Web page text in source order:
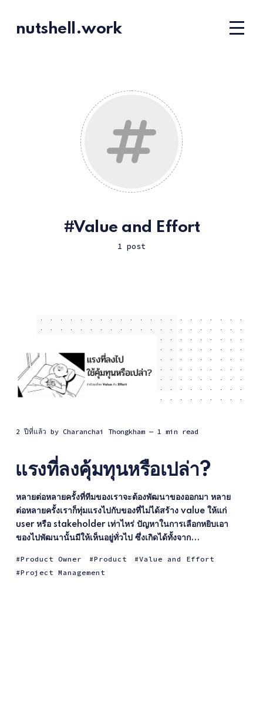
nutshell.work
Value and Effort
1 post
2 ปีที่แล้ว by Charanchai Thongkham — 1 min read
เเรงที่ลงคุ้มทุนหรือเปล่า?
หลายต่อหลายครั้งที่ทีมของเราจะต้องพัฒนาของออกมา หลาย
ต่อหลายครั้งเราก็ทุ่มแรงไปกับของที่ไม่ได้สร้าง value ให้แก่
user หรือ stakeholder เท่าไหร่ ปัญหาในการเลือกหยิบเอา
ของไปพัฒนานั้นมีให้เห็นอยู่ทั่วไป ซึ่งเกิดได้ทั้งจาก...
Product Owner Product
Value and Effort
Project Management